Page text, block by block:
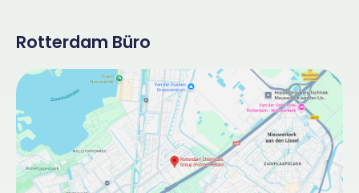
Rotterdam Büro